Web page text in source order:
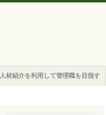
人材紹介を利用して管理職を目指す